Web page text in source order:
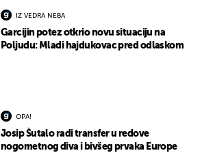
IZ VEDRA NEBA
Garcijin potez otkrio novu situaciju na
Poljudu: Mladi hajdukovac pred odlaskom
OPA!
Josip Šutalo radi transfer u redove
nogometnog diva i bivšeg prvaka Europe